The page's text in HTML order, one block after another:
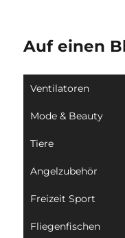
Auf einen
Ventilatoren
Mode & Beauty
Tiere
Angelzubehör
Freizeit Sport
Fliegenfischen